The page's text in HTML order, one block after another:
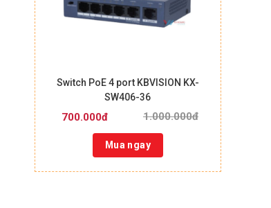
Switch PoE 4 port KBVISION KX-
SW406-36
1.000.000đ
700.000đ
Mua ngay